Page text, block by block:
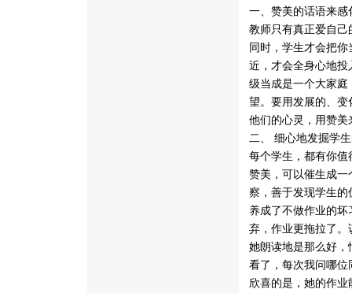
一、赞美的话语来感
教师只有真正爱自
同时，学生才会把
近，才会全身心地
级当成是一个大家
望。要用发展的、
他们的心灵，用赞
二、 细心地发掘学
每个学生，都有你
赞美，可以催生成
察，善于发现学生
养成了不做作业的
弃，作业更拖拉了
她朗读地是那么好
看了，每次我问哪
欣喜的是，她的作